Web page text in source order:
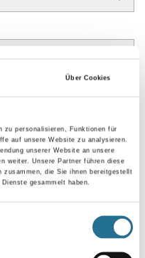
Über Cookies
zu personalisieren, Funktionen für
auf unsere Website zu analysieren.
unserer Website an unsere
weiter. Unsere Partner führen diese
zusammen, die Sie ihnen bereitgestellt
gesammelt haben.